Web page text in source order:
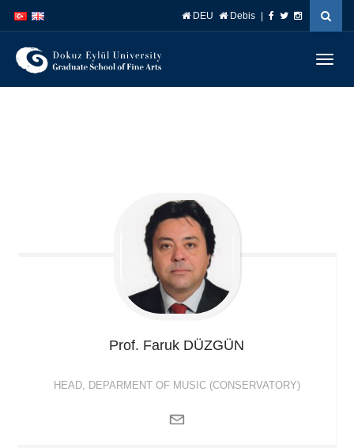
atla
atla
DEU Debis
Prof. Faruk DÜZGÜN
HEAD, DEPARMENT OF MUSIC (CONSERVATORY)